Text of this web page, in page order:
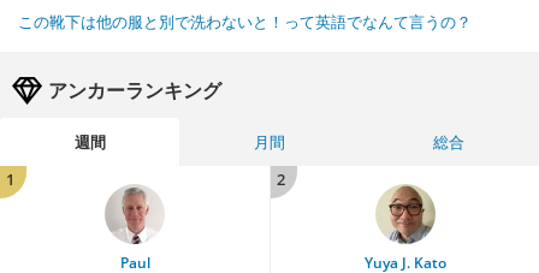
この靴下は他の服と別で洗わないと！って英語でなんて言うの？
アンカーランキング
週間 月間
総合
1
Paul
2
Yuya J. Kato